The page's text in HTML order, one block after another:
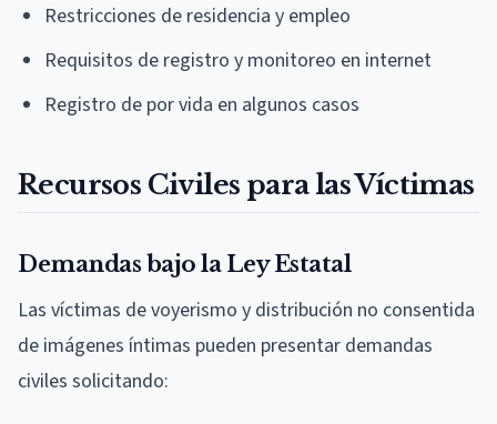
Restricciones de residencia y empleo
Requisitos de registro y monitoreo en internet
Registro de por vida en algunos casos
Recursos Civiles para las Víctimas
Demandas bajo la Ley Estatal
Las víctimas de voyerismo y distribución no consentida
de imágenes íntimas pueden presentar demandas
civiles solicitando: